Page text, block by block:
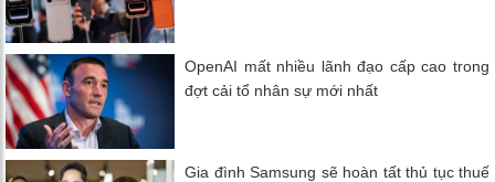
OpenAI mất nhiều lãnh đạo cấp cao trong
đợt cải tổ nhân sự mới nhất
Gia đình Samsung sẽ hoàn tất thủ tục thuế